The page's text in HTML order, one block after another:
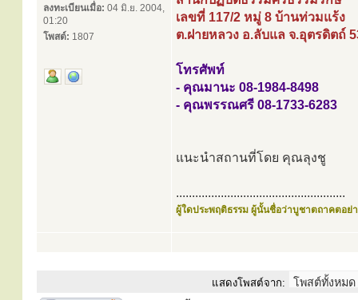
ลงทะเบียนเมื่อ: 04 มิ.ย. 2004,
01:20
โพสต์: 1807
เลขที่ 117/2 หมู่ 8 บ้านท่วมแร้ง
ต.ฝายหลวง อ.ลับแล จ.อุตรดิตถ์
โทรศัพท์
- คุณมานะ 08-1984-8498
- คุณพรรณศรี 08-1733-6283
แนะนำสถานที่โดย คุณลุงชู
.....................................................
ผู้ใดประพฤติธรรม ผู้นั้นชื่อว่าบูชาตถาคตอย่า
แสดงโพสต์จาก: